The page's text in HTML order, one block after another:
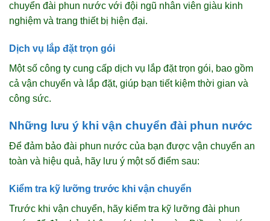
chuyển đài phun nước với đội ngũ nhân viên giàu kinh
nghiệm và trang thiết bị hiện đại.
Dịch vụ lắp đặt trọn gói
Một số công ty cung cấp dịch vụ lắp đặt trọn gói, bao gồm
cả vận chuyển và lắp đặt, giúp bạn tiết kiệm thời gian và
công sức.
Những lưu ý khi vận chuyển đài phun nước
Để đảm bảo đài phun nước của bạn được vận chuyển an
toàn và hiệu quả, hãy lưu ý một số điểm sau:
Kiểm tra kỹ lưỡng trước khi vận chuyển
Trước khi vận chuyển, hãy kiểm tra kỹ lưỡng đài phun